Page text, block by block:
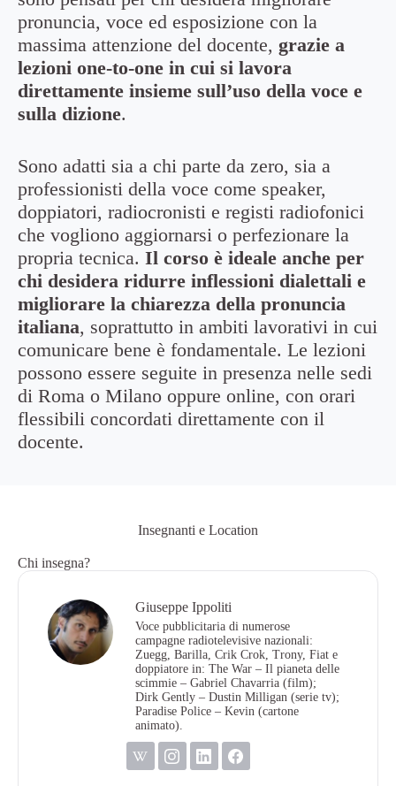
pronuncia, voce ed esposizione con la
massima attenzione del docente, grazie a
lezioni one-to-one in cui si lavora
direttamente insieme sull’uso della voce e
sulla dizione.
Sono adatti sia a chi parte da zero, sia a
professionisti della voce come speaker,
doppiatori, radiocronisti e registi radiofonici
che vogliono aggiornarsi o perfezionare la
propria tecnica. Il corso è ideale anche per
chi desidera ridurre inflessioni dialettali e
migliorare la chiarezza della pronuncia
italiana, soprattutto in ambiti lavorativi in cui
comunicare bene è fondamentale. Le lezioni
possono essere seguite in presenza nelle sedi
di Roma o Milano oppure online, con orari
flessibili concordati direttamente con il
docente.
Insegnanti e Location
Chi insegna?
Giuseppe Ippoliti
Voce pubblicitaria di numerose
campagne radiotelevisive nazionali:
Zuegg, Barilla, Crik Crok, Trony, Fiat e
doppiatore in: The War – Il pianeta delle
scimmie – Gabriel Chavarria (film);
Dirk Gently – Dustin Milligan (serie tv);
Paradise Police – Kevin (cartone
animato).